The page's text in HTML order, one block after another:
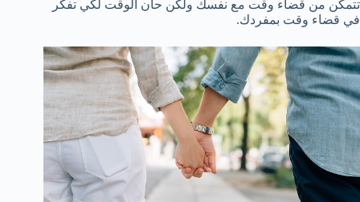
تتمكن من قضاء وقت مع نفسك ولكن حان الوقت لكي تفكر
في قضاء وقت بمفردك.